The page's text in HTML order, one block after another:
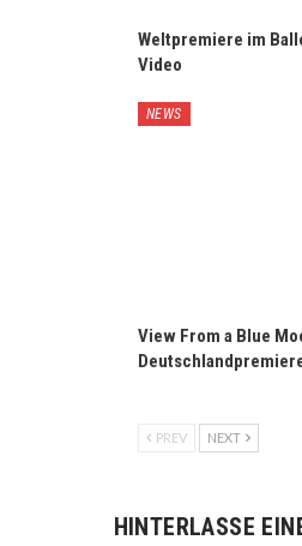
Weltpremiere im
Video
NEWS
View From a Blue
PREV NEXT
HINTERLASSE